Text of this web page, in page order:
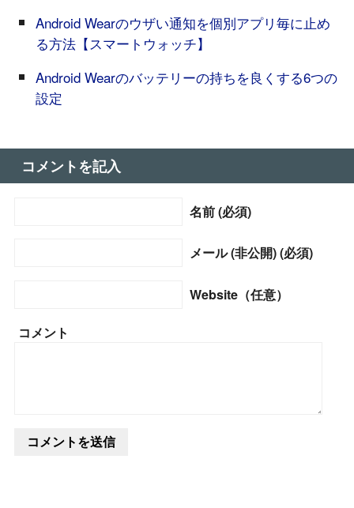
Android Wearのウザい通知を個別アプリ毎に止め
る方法【スマートウォッチ】
Android Wearのバッテリーの持ちを良くする6つの
設定
コメントを記入
名前 (必須)
メール (非公開) (必須)
Website（任意）
コメント